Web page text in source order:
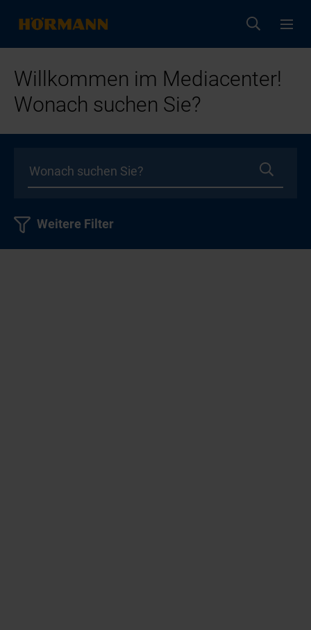
Willkommen im Mediacenter!
Wonach suchen Sie?
Weitere Filter